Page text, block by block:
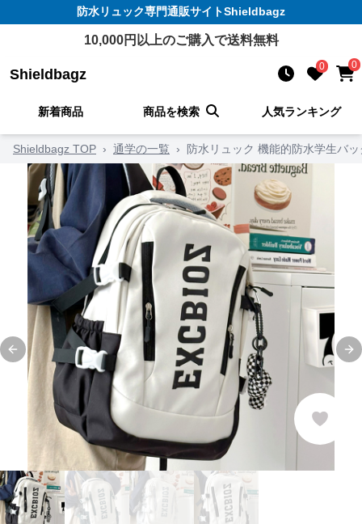
防水リュック専門通販サイトShieldbagz
10,000円以上のご購入で送料無料
Shieldbagz 0 0
新着商品 商品を検索 人気ランキング
Shieldbagz TOP › 通学の一覧 › 防水リュック 機能的防水学生バッ
Previous slide